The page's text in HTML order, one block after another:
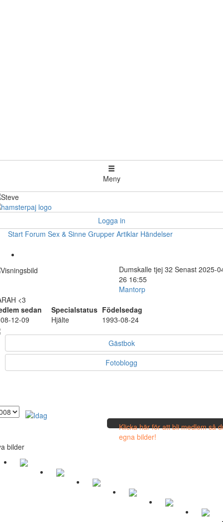
Meny
Logga in
Start Forum Sex & Sinne Grupper Artiklar Händelser
Dumskalle tjej 32 Senast 2025-
26 16:55
Mantorp
<3
sedan
Specialstatus Födelsedag
12-09
Hjälte 1993-08-24
Gästbok
Fotoblogg
Klicka här för att bli medlem så
egna bilder!
bilder